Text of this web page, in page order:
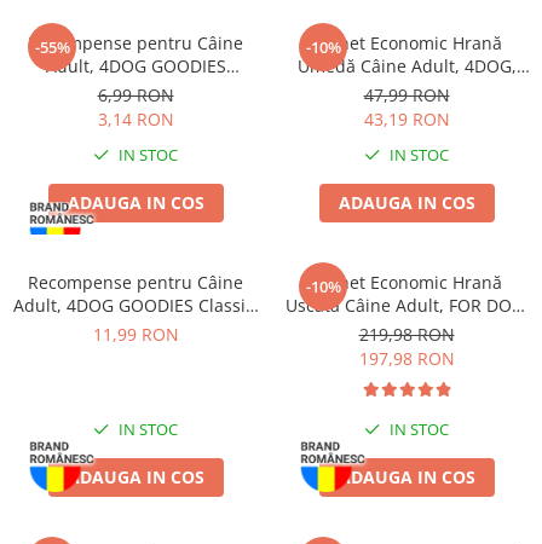
-55%
Recompense pentru Câine
Adult, 4DOG GOODIES
Trainer, Vită, 150g
6,99 RON
3,14 RON
IN STOC
ADAUGA IN COS
-10%
Pachet Economic Hrană
Umedă Câine Adult, 4DOG,
Pui în sos, 24x100g
47,99 RON
43,19 RON
IN STOC
ADAUGA IN COS
Recompense pentru Câine
Adult, 4DOG GOODIES Classic,
Sticks Piele Presată, 100g
11,99 RON
IN STOC
ADAUGA IN COS
-10%
Pachet Economic Hrană
Uscată Câine Adult, FOR DOG,
Talie Mică, Pasăre, 10kg
219,98 RON
197,98 RON
IN STOC
ADAUGA IN COS